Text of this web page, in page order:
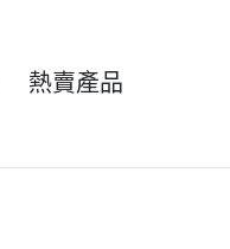
熱賣產品